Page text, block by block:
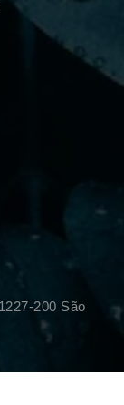
200 São